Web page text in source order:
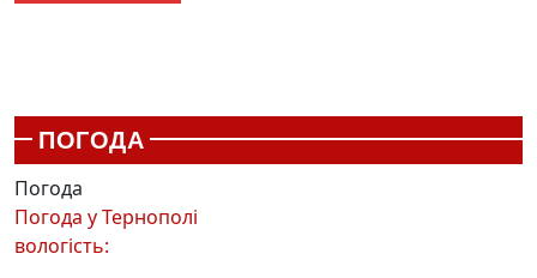
ПОГОДА
Погода
Погода уТернополі
вологість: